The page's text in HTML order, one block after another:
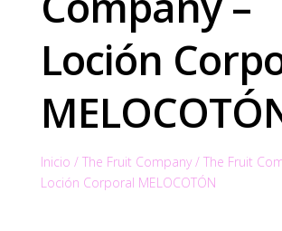
Loción
Inicio / The Fruit Company/ The Fruit
Loción Corporal MELOCOTÓN